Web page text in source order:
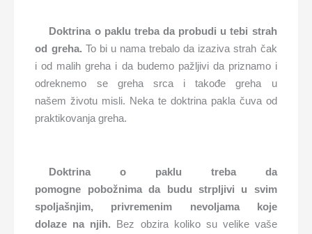
Doktrina o paklu treba da probudi utebi strah
od greha. To bi u nama trebalo da izaziva strah čak
i od malih greha i da budemo pažljivi da priznamo i
odreknemo se greha srca i takođe greha u
našem životu misli. Neka te doktrina pakla čuva od
praktikovanja greha.
Doktrina o paklu treba da
pomogne pobožnimada budu strpljivi u svim
spoljašnjim, privremenim nevoljamakoje
dolaze na njih. Bez obzira koliko su velike vaše